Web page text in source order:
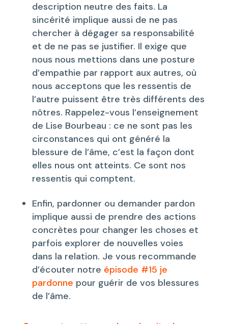
description neutre des faits. La
sincérité implique aussi de ne pas
chercher à dégager sa responsabilité
et de ne pas se justifier. Il exige que
nous nous mettions dans une posture
d’empathie par rapport aux autres, où
nous acceptons que les ressentis de
l’autre puissent être très différents des
nôtres. Rappelez-vous l’enseignement
de Lise Bourbeau : ce ne sont pas les
circonstances qui ont généré la
blessure de l’âme, c’est la façon dont
elles nous ont atteints. Ce sont nos
ressentis qui comptent.
Enfin, pardonner ou demander pardon
implique aussi de prendre des actions
concrètes pour changer les choses et
parfois explorer de nouvelles voies
dans la relation. Je vous recommande
d’écouter notre épisode #15 je
pardonne pour guérir de vos blessures
de l’âme.